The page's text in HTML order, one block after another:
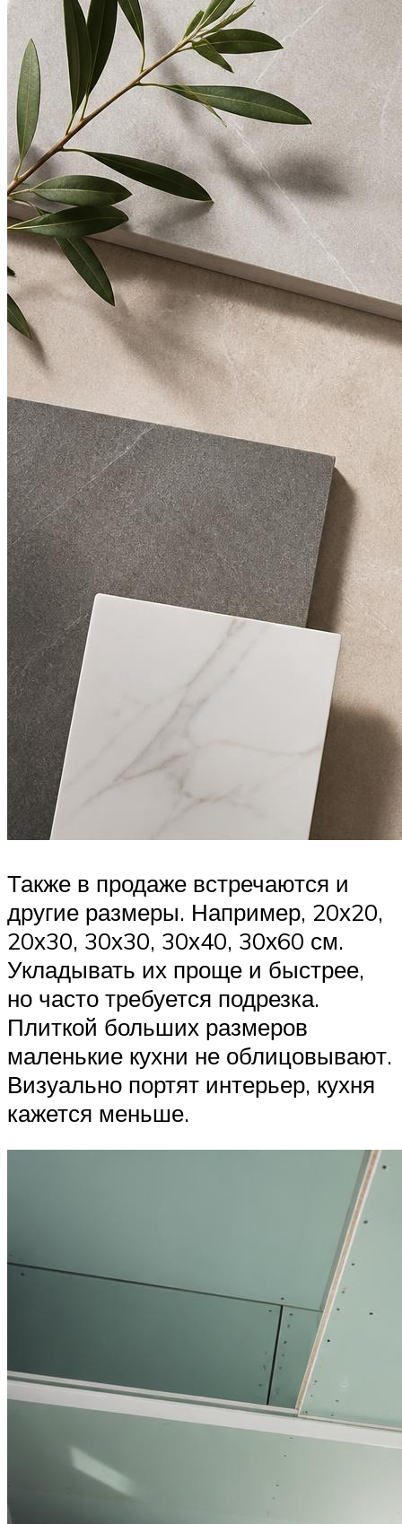
Также в продаже встречаются и
другие размеры. Например, 20х20,
20х30, 30х30, 30х40, 30х60 см.
Укладывать их проще и быстрее,
но часто требуется подрезка.
Плиткой больших размеров
маленькие кухни не облицовывают.
Визуально портят интерьер, кухня
кажется меньше.